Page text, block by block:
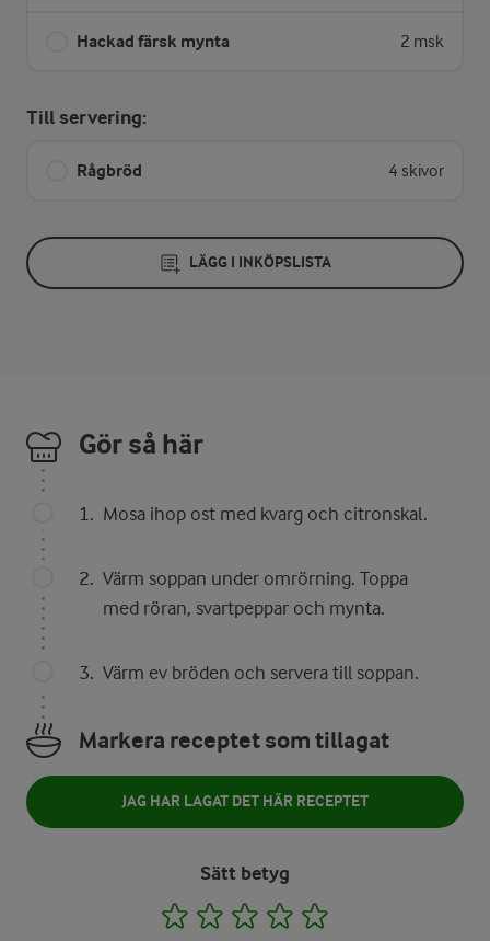
Hackad färsk mynta 2 msk
Till servering:
Rågbröd 4 skivor
LÄGG I INKÖPSLISTA
Gör så här
Mosa ihop ost med kvarg och citronskal.
Värm soppan under omrörning. Toppa
med röran, svartpeppar och mynta.
Värm ev bröden och servera till soppan.
Markera receptet som tillagat
JAG HAR LAGAT DET HÄR RECEPTET
Sätt betyg
1 2 3 4